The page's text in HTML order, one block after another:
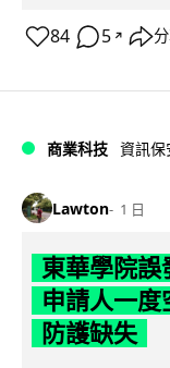
84 5 ↗
商業科技 資訊保
Lawton 1 日
東華學院誤
申請人一
防護缺失